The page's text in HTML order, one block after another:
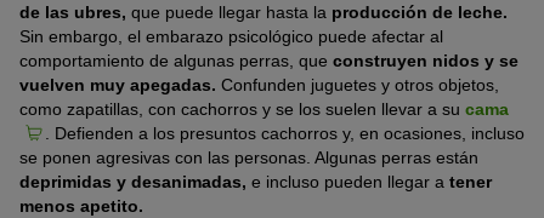
de las ubres, que puede llegar hasta la producción de leche.
Sin embargo, el embarazo psicológico puede afectar al
comportamiento de algunas perras, que construyen nidos y se
vuelven muy apegadas. Confunden juguetes y otros objetos,
como zapatillas, con cachorros y se los suelen llevar a su cama
. Defienden a los presuntos cachorros y, en ocasiones, incluso
se ponen agresivas con las personas. Algunas perras están
deprimidas y desanimadas, e incluso pueden llegar a tener
menos apetito.